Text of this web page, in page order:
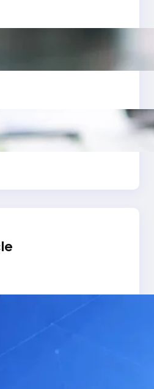
grâce à
vitrine expert-
: levier de